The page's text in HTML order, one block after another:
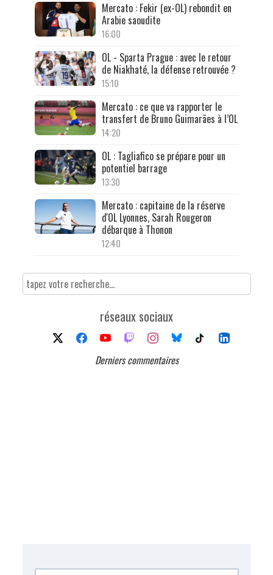
Mercato : Fekir (ex-OL) rebondit en
Arabie saoudite
16:00
OL - Sparta Prague : avec le retour
de Niakhaté, la défense retrouvée ?
15:10
Mercato : ce que va rapporter le
transfert de Bruno Guimarães à l’OL
14:20
OL : Tagliafico se prépare pour un
potentiel barrage
13:30
Mercato : capitaine de la réserve
d'OL Lyonnes, Sarah Rougeron
débarque à Thonon
12:40
réseaux sociaux
Derniers commentaires